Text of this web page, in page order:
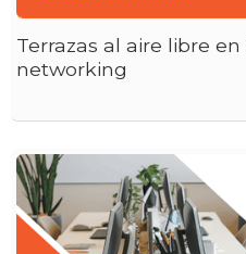
Terrazas al aire libre
networking